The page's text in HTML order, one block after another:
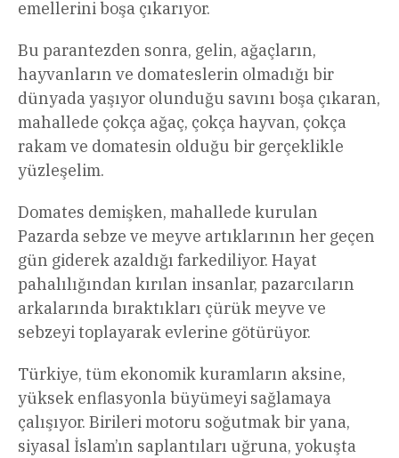
emellerini boşa çıkarıyor.
Bu parantezden sonra, gelin, ağaçların,
hayvanların ve domateslerin olmadığı bir
dünyada yaşıyor olunduğu savını boşa çıkaran,
mahallede çokça ağaç, çokça hayvan, çokça
rakam ve domatesin olduğu bir gerçeklikle
yüzleşelim.
Domates demişken, mahallede kurulan
Pazarda sebze ve meyve artıklarının her geçen
gün giderek azaldığı farkediliyor. Hayat
pahalılığından kırılan insanlar, pazarcıların
arkalarında bıraktıkları çürük meyve ve
sebzeyi toplayarak evlerine götürüyor.
Türkiye, tüm ekonomik kuramların aksine,
yüksek enflasyonla büyümeyi sağlamaya
çalışıyor. Birileri motoru soğutmak bir yana,
siyasal İslam’ın saplantıları uğruna, yokuşta